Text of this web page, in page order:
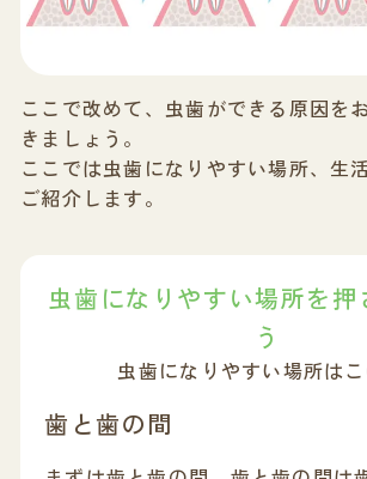
ここで改めて、虫歯ができる原因を
きましょう。
ここでは虫歯になりやすい場所、生
ご紹介します。
虫歯になりやすい場所を押
う
虫歯になりやすい場所は
歯と歯の間